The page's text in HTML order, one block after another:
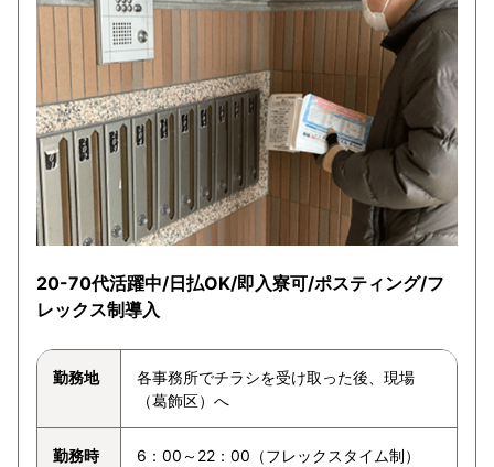
20-70代活躍中/日払OK/即入寮可/ポスティング/フ
レックス制導入
勤務地
各事務所でチラシを受け取った後、現場
（葛飾区）へ
勤務時
6：00～22：00（フレックスタイム制）